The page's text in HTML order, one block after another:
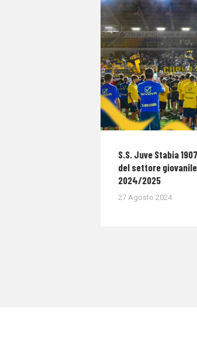
S.S. Juve Stabia
del settore
2024/2025
27 Agosto 2024